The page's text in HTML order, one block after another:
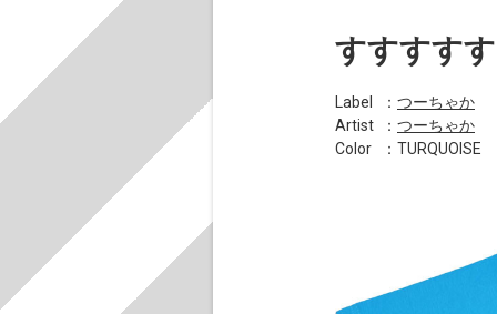
すすすす
Label ： つーちゃか
Artist
： つーちゃか
Color
：TURQUOISE